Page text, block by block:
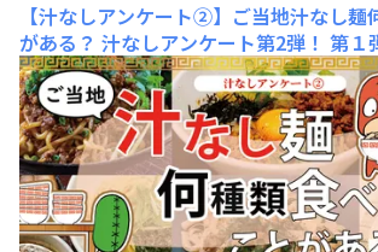
【汁なしアンケート②】ご当地汁なし麺
がある？ 汁なしアンケート第2弾！ 第１
なし麺について教えていただきました。
汁なし麺を何種類食べたことがあるか聞
(※食べた形式はカップ麺・冷凍食品・
K)ラーメン通の皆さんであれば、様々な
を食されているはず....!※前回のアン